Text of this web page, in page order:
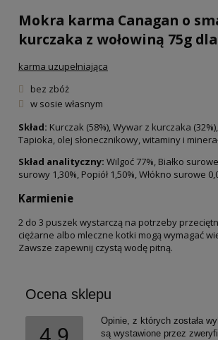
Mokra karma Canagan o
kurczaka z wołowiną 75g
karma uzupełniająca
bez zbóż
w sosie własnym
Skład: Kurczak (58%), Wywar z kurczaka
Tapioka, olej słonecznikowy, witaminy i
Skład analityczny: Wilgoć 77%, Białko
surowy 1,30%, Popiół 1,50%, Włókno surowe
Karmienie
2 do 3 puszek wystarczą na potrzeby
ciężarne albo mleczne kotki mogą wymagać
Zawsze zapewnij czystą wodę pitną.
Ocena sklepu
Opinie, z których została
są wystawione przez